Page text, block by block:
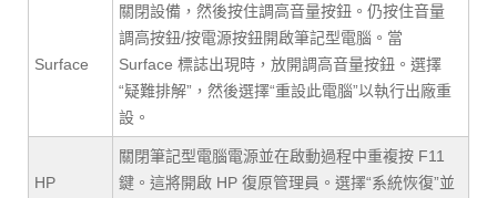
Surface
關閉設備，然後按住調高音量按鈕。仍按住音量
調高按鈕/按電源按鈕開啟筆記型電腦。當
Surface 標誌出現時，放開調高音量按鈕。選擇
“疑難排解”，然後選擇“重設此電腦”以執行出廠重
設。
HP
關閉筆記型電腦電源並在啟動過程中重複按 F11
鍵。這將開啟 HP 復原管理員。選擇“系統恢復”並